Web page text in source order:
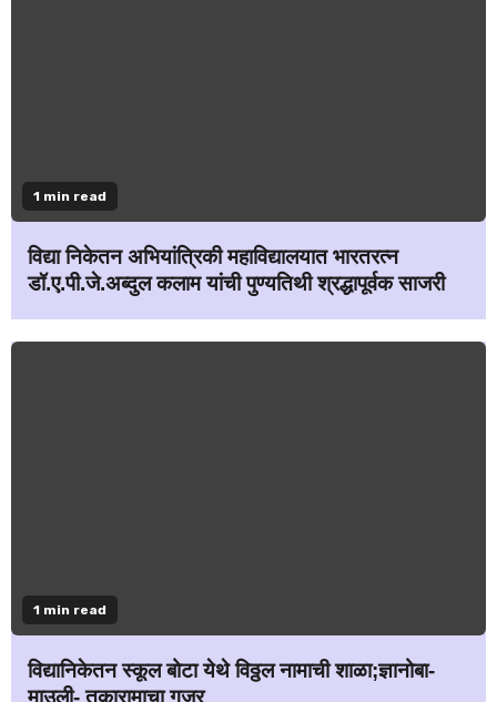
1 min read
विद्या निकेतन अभियांत्रिकी महाविद्यालयात भारतरत्न
डॉ.ए.पी.जे.अब्दुल कलाम यांची पुण्यतिथी श्रद्धापूर्वक साजरी
1 min read
विद्यानिकेतन स्कूल बोटा येथे विठ्ठल नामाची शाळा;ज्ञानोबा-
माउली- तुकारामाचा गजर